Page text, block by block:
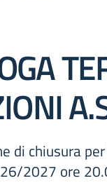
di chiusura
2027 ore